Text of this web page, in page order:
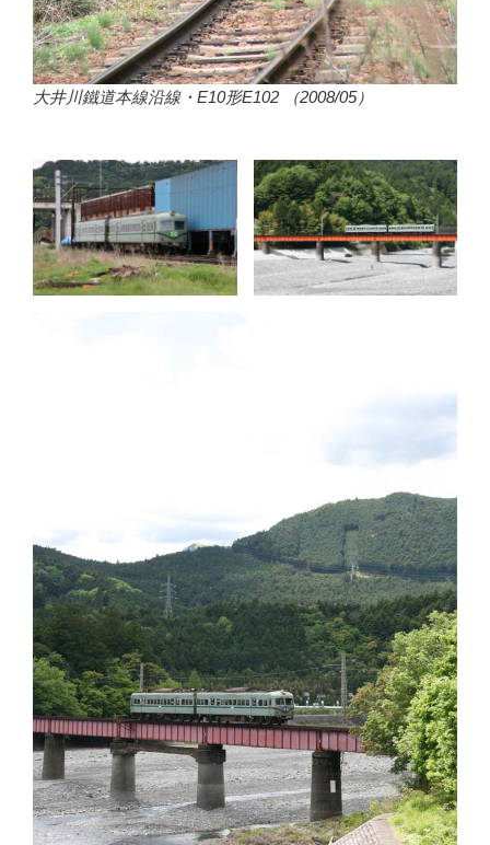
大井川鐵道本線沿線・E10形E102 （2008/05）